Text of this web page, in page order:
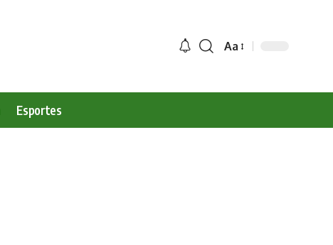
Aa
Esportes